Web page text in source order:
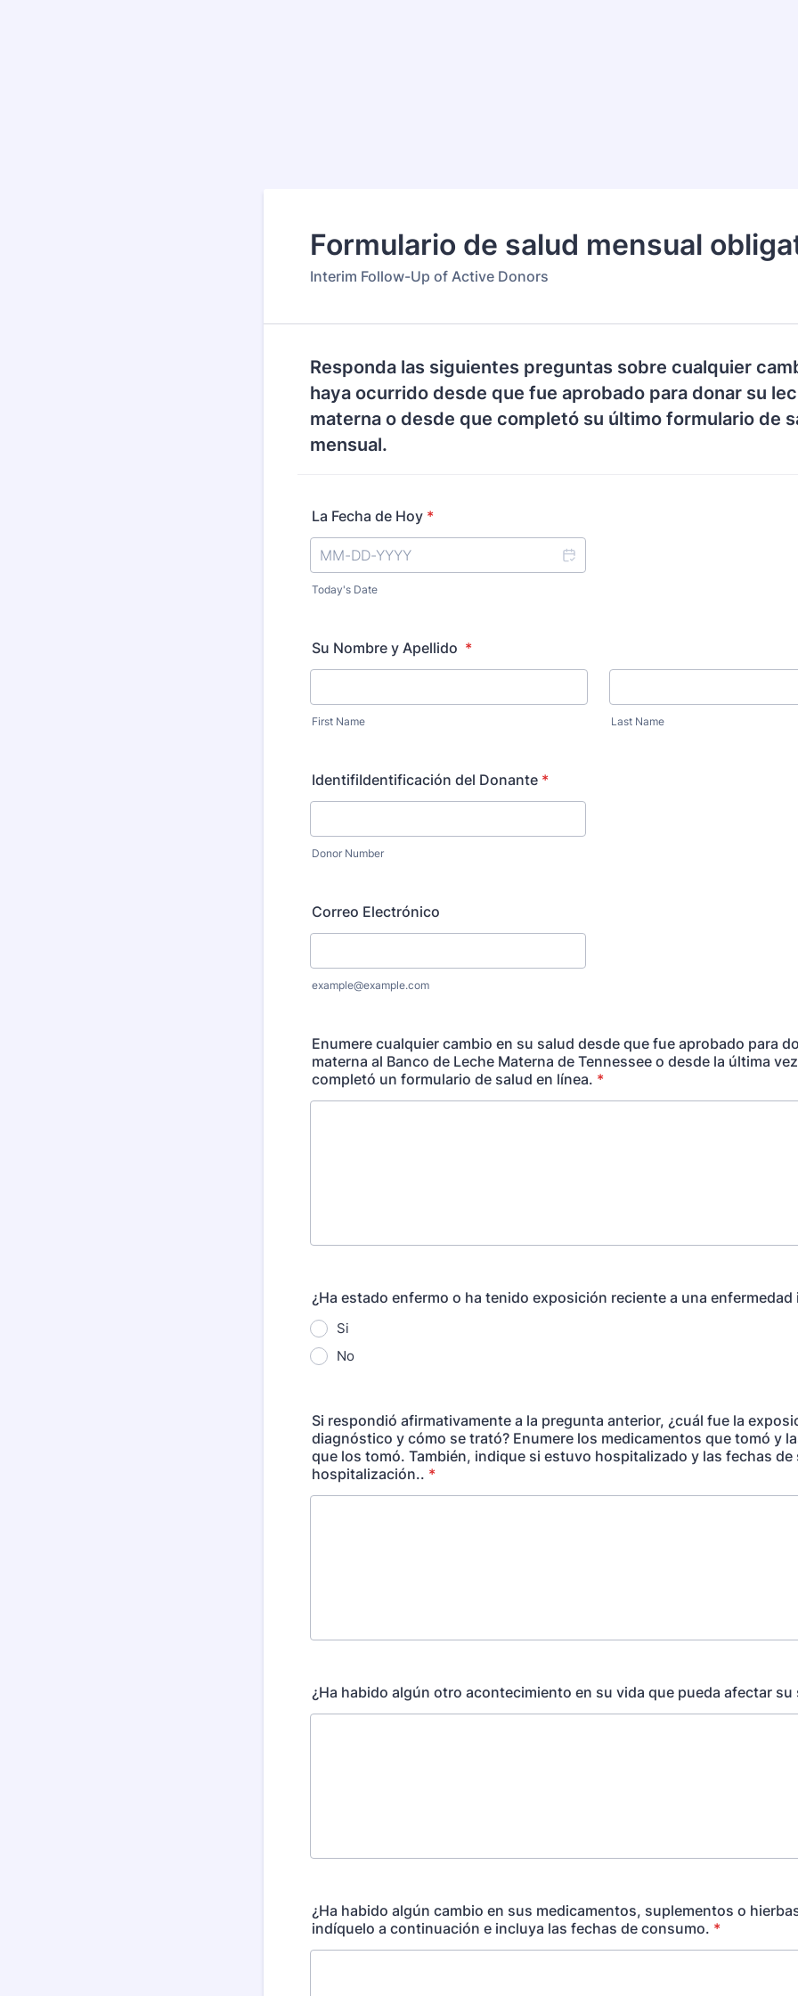
Formulario de salud mensual
Interim Follow-Up of Active Donors
Responda las siguientes preguntas sobre cualquier
haya ocurrido desde que fue aprobado para donar su
materna o desde que completó su último formulario de
mensual.
La Fecha de Hoy *
Today's Date
Su Nombre y Apellido *
First Name Last Name
IdentifiIdentificación del Donante *
Donor Number
Correo Electrónico
example@example.com
Enumere cualquier cambio en su salud desde que fue aprobado para
materna al Banco de Leche Materna de Tennessee o desde la última
completó un formulario de salud en línea. *
¿Ha estado enfermo o ha tenido exposición reciente a una enfermedad
Si
No
Si respondió afirmativamente a la pregunta anterior, ¿cuál fue la
diagnóstico y cómo se trató? Enumere los medicamentos que tomó y
que los tomó. También, indique si estuvo hospitalizado y las fechas de
hospitalización.. *
¿Ha habido algún otro acontecimiento en su vida que pueda afectar su
¿Ha habido algún cambio en sus medicamentos, suplementos o
indíquelo a continuación e incluya las fechas de consumo. *